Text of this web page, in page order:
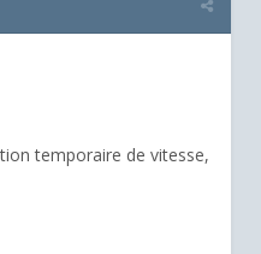
temporaire de vitesse,